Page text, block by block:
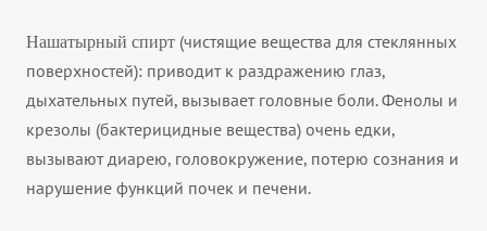
Нашатырный спирт (чистящие вещества для стеклянных
поверхностей): приводит к раздражению глаз,
дыхательных путей, вызывает головные боли. Фенолы и
крезолы (бактерицидные вещества) очень едки,
вызывают диарею, головокружение, потерю сознания и
нарушение функций почек и печени.